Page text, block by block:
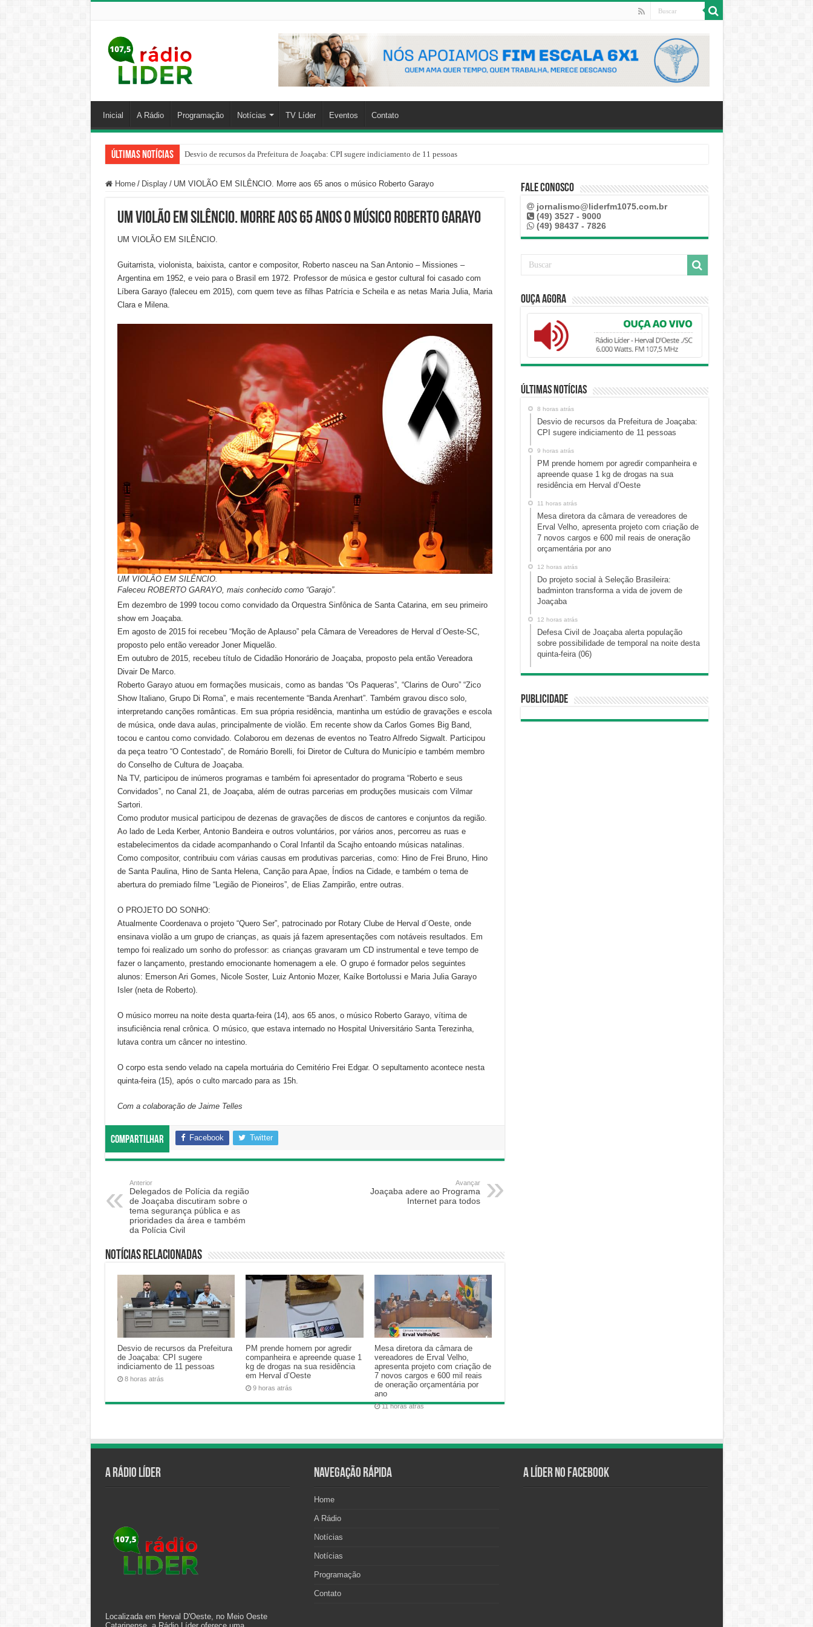
Inicial A Rádio Programação Notícias TV Líder Eventos Contato
Últimas Notícias Desvio de recursos da Prefeitura de Joaçaba: CPI sugere indiciamento de 11 pessoas
Home / Display / UM VIOLÃO EM SILÊNCIO. Morre aos 65 anos o músico Roberto Garayo
UM VIOLÃO EM SILÊNCIO. Morre aos 65 anos o músico Roberto Garayo
UM VIOLÃO EM SILÊNCIO.
Guitarrista, violonista, baixista, cantor e compositor, Roberto nasceu na San Antonio – Missiones –
Argentina em 1952, e veio para o Brasil em 1972. Professor de música e gestor cultural foi casado com
Líbera Garayo (faleceu em 2015), com quem teve as filhas Patrícia e Scheila e as netas Maria Julia, Maria
Clara e Milena.
UM VIOLÃO EM SILÊNCIO.
Faleceu ROBERTO GARAYO, mais conhecido como “Garajo”.
Em dezembro de 1999 tocou como convidado da Orquestra Sinfônica de Santa Catarina, em seu primeiro
show em Joaçaba.
Em agosto de 2015 foi recebeu “Moção de Aplauso” pela Câmara de Vereadores de Herval d´Oeste-SC,
proposto pelo então vereador Joner Miquelão.
Em outubro de 2015, recebeu título de Cidadão Honorário de Joaçaba, proposto pela então Vereadora
Divair De Marco.
Roberto Garayo atuou em formações musicais, como as bandas “Os Paqueras”, “Clarins de Ouro” “Zico
Show Italiano, Grupo Di Roma”, e mais recentemente “Banda Arenhart”. Também gravou disco solo,
interpretando canções românticas. Em sua própria residência, mantinha um estúdio de gravações e escola
de música, onde dava aulas, principalmente de violão. Em recente show da Carlos Gomes Big Band,
tocou e cantou como convidado. Colaborou em dezenas de eventos no Teatro Alfredo Sigwalt. Participou
da peça teatro “O Contestado”, de Romário Borelli, foi Diretor de Cultura do Município e também membro
do Conselho de Cultura de Joaçaba.
Na TV, participou de inúmeros programas e também foi apresentador do programa “Roberto e seus
Convidados”, no Canal 21, de Joaçaba, além de outras parcerias em produções musicais com Vilmar
Sartori.
Como produtor musical participou de dezenas de gravações de discos de cantores e conjuntos da região.
Ao lado de Leda Kerber, Antonio Bandeira e outros voluntários, por vários anos, percorreu as ruas e
estabelecimentos da cidade acompanhando o Coral Infantil da Scajho entoando músicas natalinas.
Como compositor, contribuiu com várias causas em produtivas parcerias, como: Hino de Frei Bruno, Hino
de Santa Paulina, Hino de Santa Helena, Canção para Apae, Índios na Cidade, e também o tema de
abertura do premiado filme “Legião de Pioneiros”, de Elias Zampirão, entre outras.
O PROJETO DO SONHO:
Atualmente Coordenava o projeto “Quero Ser”, patrocinado por Rotary Clube de Herval d´Oeste, onde
ensinava violão a um grupo de crianças, as quais já fazem apresentações com notáveis resultados. Em
tempo foi realizado um sonho do professor: as crianças gravaram um CD instrumental e teve tempo de
fazer o lançamento, prestando emocionante homenagem a ele. O grupo é formador pelos seguintes
alunos: Emerson Ari Gomes, Nicole Soster, Luiz Antonio Mozer, Kaíke Bortolussi e Maria Julia Garayo
Isler (neta de Roberto).
O músico morreu na noite desta quarta-feira (14), aos 65 anos, o músico Roberto Garayo, vítima de
insuficiência renal crônica. O músico, que estava internado no Hospital Universitário Santa Terezinha,
lutava contra um câncer no intestino.
O corpo esta sendo velado na capela mortuária do Cemitério Frei Edgar. O sepultamento acontece nesta
quinta-feira (15), após o culto marcado para as 15h.
Com a colaboração de Jaime Telles
Compartilhar Facebook Twitter
Anterior
Delegados de Polícia da região
de Joaçaba discutiram sobre o
tema segurança pública e as
prioridades da área e também
da Polícia Civil
Avançar
Joaçaba adere ao Programa
Internet para todos
Notícias relacionadas
Desvio de recursos da Prefeitura
de Joaçaba: CPI sugere
indiciamento de 11 pessoas
8 horas atrás
PM prende homem por agredir
companheira e apreende quase 1
kg de drogas na sua residência
em Herval d’Oeste
9 horas atrás
Mesa diretora da câmara de
vereadores de Erval Velho,
apresenta projeto com criação de
7 novos cargos e 600 mil reais
de oneração orçamentária por
ano
11 horas atrás
Fale Conosco
jornalismo@liderfm1075.com.br
(49) 3527 - 9000
(49) 98437 - 7826
Ouça Agora
Últimas Notícias
8 horas atrás
Desvio de recursos da Prefeitura de Joaçaba:
CPI sugere indiciamento de 11 pessoas
9 horas atrás
PM prende homem por agredir companheira e
apreende quase 1 kg de drogas na sua
residência em Herval d’Oeste
11 horas atrás
Mesa diretora da câmara de vereadores de
Erval Velho, apresenta projeto com criação de
7 novos cargos e 600 mil reais de oneração
orçamentária por ano
12 horas atrás
Do projeto social à Seleção Brasileira:
badminton transforma a vida de jovem de
Joaçaba
12 horas atrás
Defesa Civil de Joaçaba alerta população
sobre possibilidade de temporal na noite desta
quinta-feira (06)
Publicidade
A Rádio Líder
Localizada em Herval D'Oeste, no Meio Oeste
Navegação Rápida
Home
A Rádio
Notícias
Notícias
Programação
Contato
A Líder no Facebook